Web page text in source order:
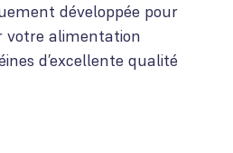
développée pour
votre alimentation
d’excellente qualité